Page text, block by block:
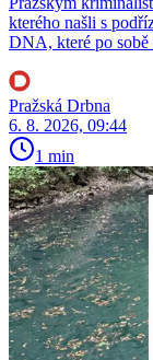
kterého našli s
DNA, které po sobě
Pražská Drbna
6. 8. 2026, 09:44
1 min